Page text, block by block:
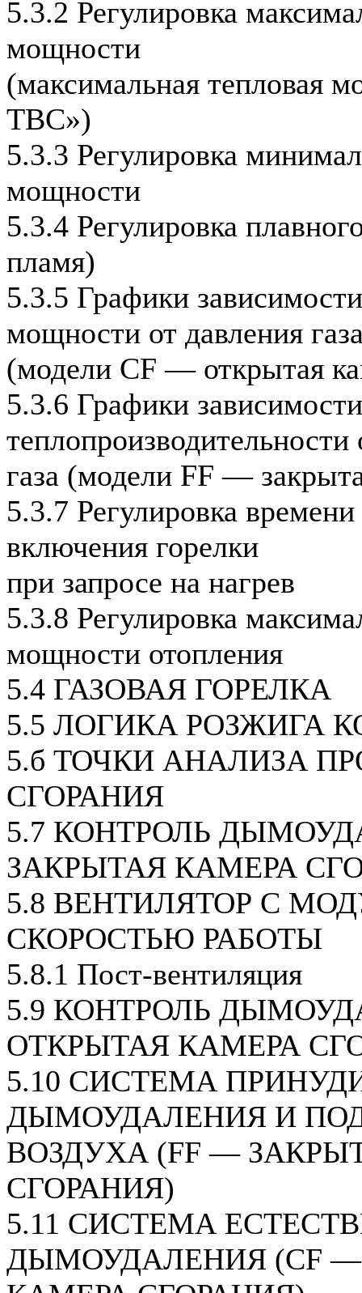
5.3.2 Регулировка
мощности
(максимальная тепловая
ТВС»)
5.3.3 Регулировка
мощности
5.3.4 Регулировка
пламя)
5.3.5 Графики
мощности от давления
(модели CF — открытая
5.3.6 Графики зависимости
теплопроизводительности
газа (модели FF —
5.3.7 Регулировка
включения горелки
при запросе на нагрев
5.3.8 Регулировка
мощности отопления
5.4 ГАЗОВАЯ ГОРЕЛКА
5.5 ЛОГИКА РОЗЖИГА
5.б ТОЧКИ АНАЛИЗА
СГОРАНИЯ
5.7 КОНТРОЛЬ
ЗАКРЫТАЯ КАМЕРА
5.8 ВЕНТИЛЯТОР С
СКОРОСТЬЮ РАБОТЫ
5.8.1 Пост-вентиляция
5.9 КОНТРОЛЬ
ОТКРЫТАЯ КАМЕРА
5.10 СИСТЕМА
ДЫМОУДАЛЕНИЯ И
ВОЗДУХА (FF —
СГОРАНИЯ)
5.11 СИСТЕМА
ДЫМОУДАЛЕНИЯ (CF